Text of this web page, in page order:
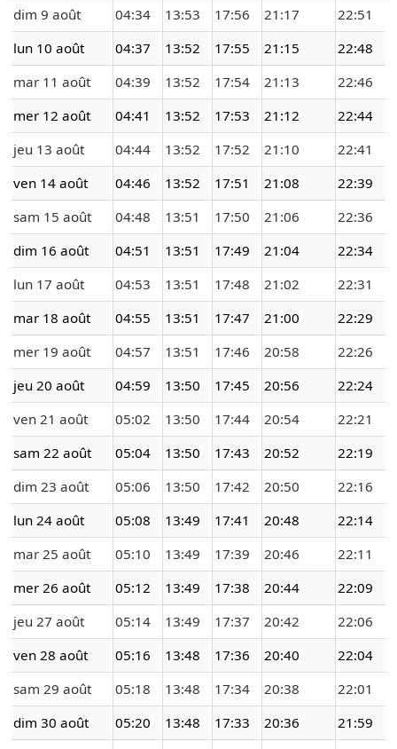
dim 9 août
04:34 13:53 17:56 21:17
22:51
lun 10 août
04:37 13:52 17:55 21:15
22:48
mar 11 août
04:39 13:52 17:54 21:13
22:46
mer 12 août
04:41 13:52 17:53 21:12
22:44
jeu 13 août
04:44 13:52 17:52 21:10
22:41
ven 14 août
04:46 13:52 17:51 21:08
22:39
sam 15 août
04:48 13:51 17:50 21:06
22:36
dim 16 août
04:51 13:51 17:49 21:04
22:34
lun 17 août
04:53 13:51 17:48 21:02
22:31
mar 18 août
04:55 13:51 17:47 21:00
22:29
mer 19 août
04:57 13:51 17:46 20:58
22:26
jeu 20 août
04:59 13:50 17:45 20:56
22:24
ven 21 août
05:02 13:50 17:44 20:54
22:21
sam 22 août
05:04 13:50 17:43 20:52
22:19
dim 23 août
05:06 13:50 17:42 20:50
22:16
lun 24 août
05:08 13:49 17:41 20:48
22:14
mar 25 août
05:10 13:49 17:39 20:46
22:11
mer 26 août
05:12 13:49 17:38 20:44
22:09
jeu 27 août
05:14 13:49 17:37 20:42
22:06
ven 28 août
05:16 13:48 17:36 20:40
22:04
sam 29 août
05:18 13:48 17:34 20:38
22:01
dim 30 août
05:20 13:48 17:33 20:36
21:59